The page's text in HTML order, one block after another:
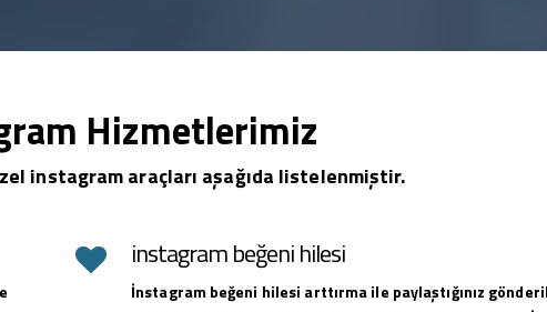
Hizmetlerimiz
instagram araçları aşağıda listelenmiştir.
instagram beğeni hilesi
İnstagram beğeni hilesi arttırma ile paylaştığınız